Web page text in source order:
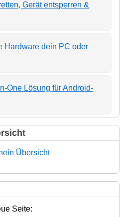
Gerät entsperren &
Hardware dein PC oder
One Lösung für Android-
Übersicht
Seite: